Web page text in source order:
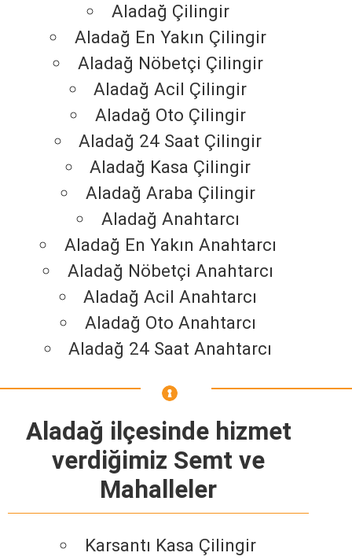
Aladağ Çilingir
Aladağ En Yakın Çilingir
Aladağ Nöbetçi Çilingir
Aladağ Acil Çilingir
Aladağ Oto Çilingir
Aladağ 24 Saat Çilingir
Aladağ Kasa Çilingir
Aladağ Araba Çilingir
Aladağ Anahtarcı
Aladağ En Yakın Anahtarcı
Aladağ Nöbetçi Anahtarcı
Aladağ Acil Anahtarcı
Aladağ Oto Anahtarcı
Aladağ 24 Saat Anahtarcı
Aladağ ilçesinde hizmet
verdiğimiz Semt ve
Mahalleler
Karsantı Kasa Çilingir